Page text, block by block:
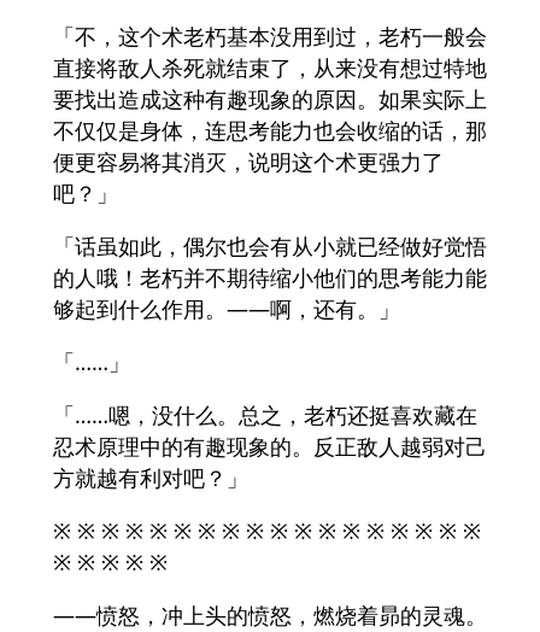
「不，这个术老朽基本没用到过，老朽一般会
直接将敌人杀死就结束了，从来没有想过特地
要找出造成这种有趣现象的原因。如果实际上
不仅仅是身体，连思考能力也会收缩的话，那
便更容易将其消灭，说明这个术更强力了
吧？」
「话虽如此，偶尔也会有从小就已经做好觉悟
的人哦！老朽并不期待缩小他们的思考能力能
够起到什么作用。——啊，还有。」
「……」
「……嗯，没什么。总之，老朽还挺喜欢藏在
忍术原理中的有趣现象的。反正敌人越弱对己
方就越有利对吧？」
※ ※ ※ ※ ※ ※ ※ ※ ※ ※ ※ ※ ※ ※ ※ ※ ※ ※
※ ※ ※ ※ ※
——愤怒，冲上头的愤怒，燃烧着昴的灵魂。